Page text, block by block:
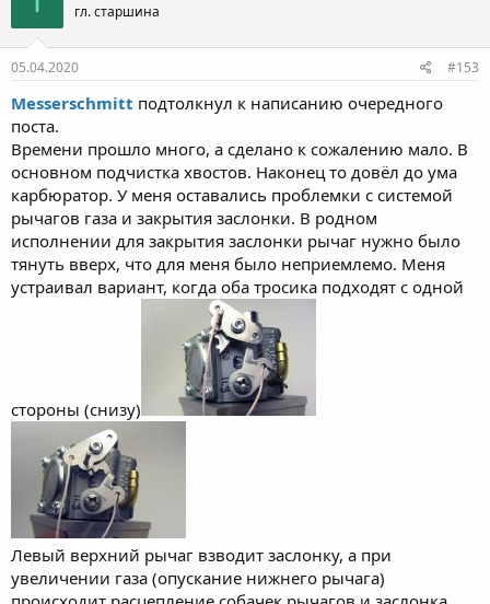
и
:
гл. старшина
05.04.2020 #153
Messerschmitt подтолкнул к написанию очередного
поста.
Времени прошло много, а сделано к сожалению мало. В
основном подчистка хвостов. Наконец то довёл до ума
карбюратор. У меня оставались проблемки с системой
рычагов газа и закрытия заслонки. В родном
исполнении для закрытия заслонки рычаг нужно было
тянуть вверх, что для меня было неприемлемо. Меня
устраивал вариант, когда оба тросика подходят с одной
стороны (снизу)
Левый верхний рычаг взводит заслонку, а при
увеличении газа (опускание нижнего рычага)